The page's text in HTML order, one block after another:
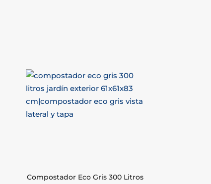
Compostador Eco Gris 300 Litros